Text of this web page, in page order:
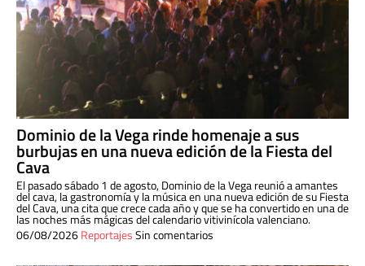
Dominio de la Vega rinde homenaje a sus
burbujas en una nueva edición de la Fiesta del
Cava
El pasado sábado 1 de agosto, Dominio de la Vega reunió a amantes
del cava, la gastronomía y la música en una nueva edición de su Fiesta
del Cava, una cita que crece cada año y que se ha convertido en una de
las noches más mágicas del calendario vitivinícola valenciano.
06/08/2026ReportajesSin comentarios